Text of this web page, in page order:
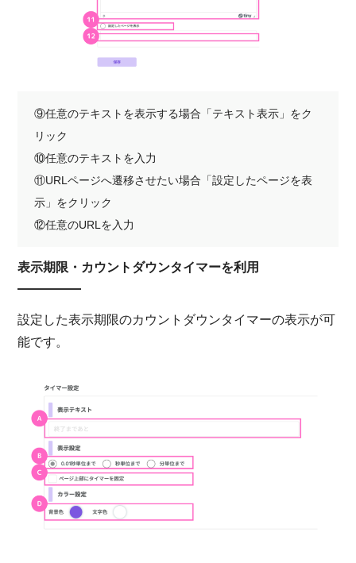
⑨任意のテキストを表示する場合「テキスト表示」をク
リック
⑩任意のテキストを入力
⑪URLページへ遷移させたい場合「設定したページを表
示」をクリック
⑫任意のURLを入力
表示期限・カウントダウンタイマーを利用
設定した表示期限のカウントダウンタイマーの表示が可
能です。